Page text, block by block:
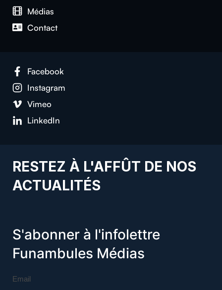
Médias
Contact
Facebook
Instagram
Vimeo
LinkedIn
RESTEZ À L'AFFÛT DE NOS
ACTUALITÉS
S'abonner à l'infolettre
Funambules Médias
Email